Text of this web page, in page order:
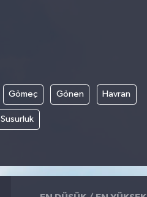
Gömeç Gönen Havran
Susurluk